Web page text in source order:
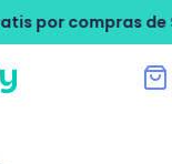
por compras de